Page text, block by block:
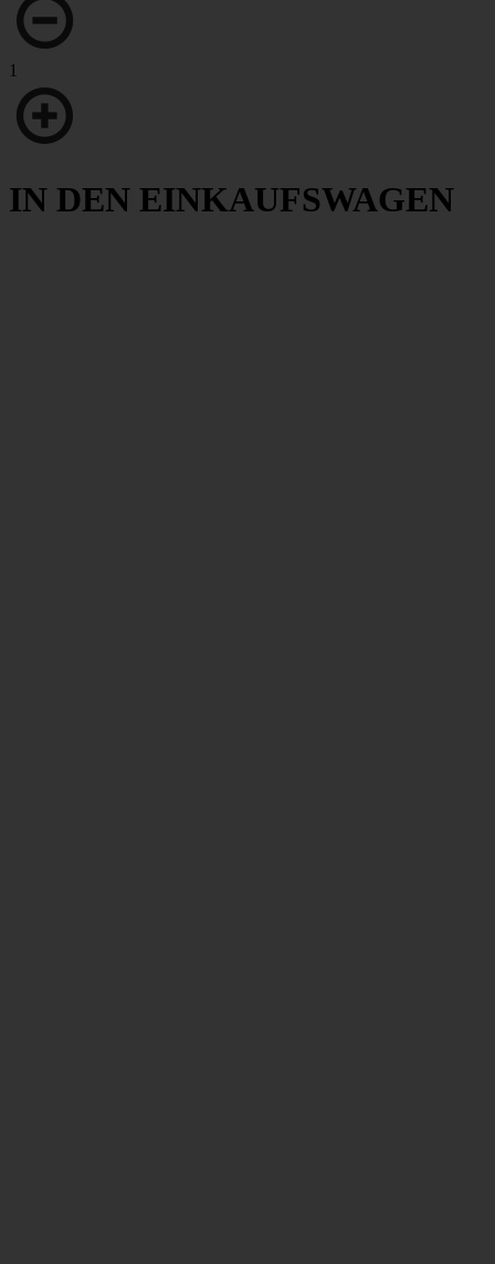
1
IN DEN EINKAUFSWAGEN